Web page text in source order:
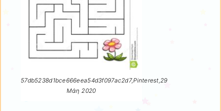
57db5238d1bce666eea54d3f097ac2d7,Pinterest,29
Μάη 2020